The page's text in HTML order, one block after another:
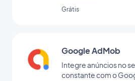
Grátis
Google AdMob
Integre anúncios no
constante com o